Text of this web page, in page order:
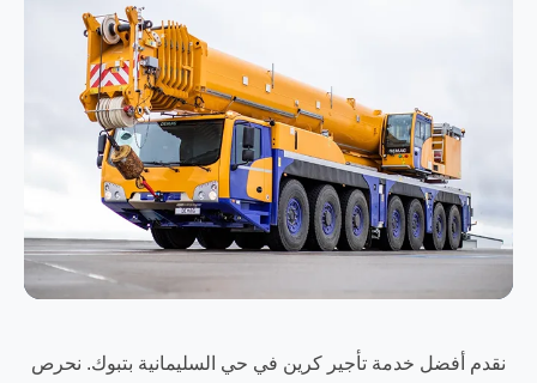
نقدم أفضل خدمة تأجير كرين في حي السليمانية بتبوك. نحرص